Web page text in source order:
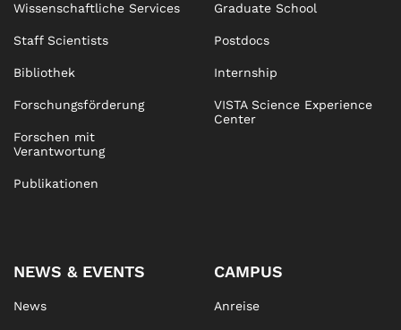
Wissenschaftliche Services
Staff Scientists
Bibliothek
Forschungsförderung
Forschen mit
Verantwortung
Publikationen
Graduate School
Postdocs
Internship
VISTA Science Experience
Center
NEWS & EVENTS
News
CAMPUS
Anreise